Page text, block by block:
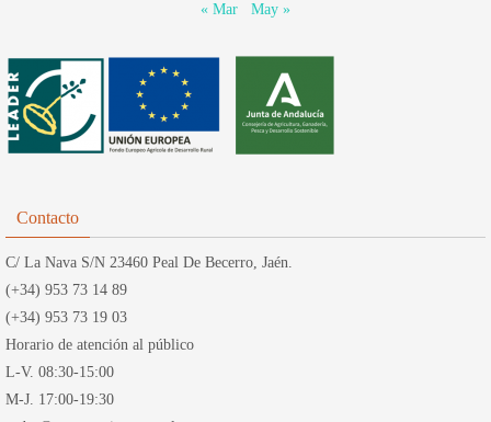
« Mar
May »
Contacto
C/ La Nava S/N 23460 Peal De Becerro, Jaén.
(+34) 953 73 14 89
(+34) 953 73 19 03
Horario de atención al público
L-V. 08:30-15:00
M-J. 17:00-19:30